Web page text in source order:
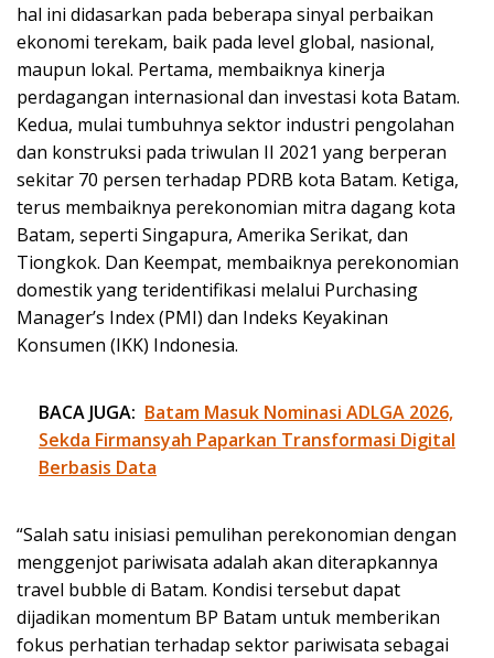
hal ini didasarkan pada beberapa sinyal perbaikan
ekonomi terekam, baik pada level global, nasional,
maupun lokal. Pertama, membaiknya kinerja
perdagangan internasional dan investasi kota Batam.
Kedua, mulai tumbuhnya sektor industri pengolahan
dan konstruksi pada triwulan II 2021 yang berperan
sekitar 70 persen terhadap PDRB kota Batam. Ketiga,
terus membaiknya perekonomian mitra dagang kota
Batam, seperti Singapura, Amerika Serikat, dan
Tiongkok. Dan Keempat, membaiknya perekonomian
domestik yang teridentifikasi melalui Purchasing
Manager’s Index (PMI) dan Indeks Keyakinan
Konsumen (IKK) Indonesia.
BACA JUGA: Batam Masuk Nominasi ADLGA 2026,
Sekda Firmansyah Paparkan Transformasi Digital
Berbasis Data
“Salah satu inisiasi pemulihan perekonomian dengan
menggenjot pariwisata adalah akan diterapkannya
travel bubble di Batam. Kondisi tersebut dapat
dijadikan momentum BP Batam untuk memberikan
fokus perhatian terhadap sektor pariwisata sebagai